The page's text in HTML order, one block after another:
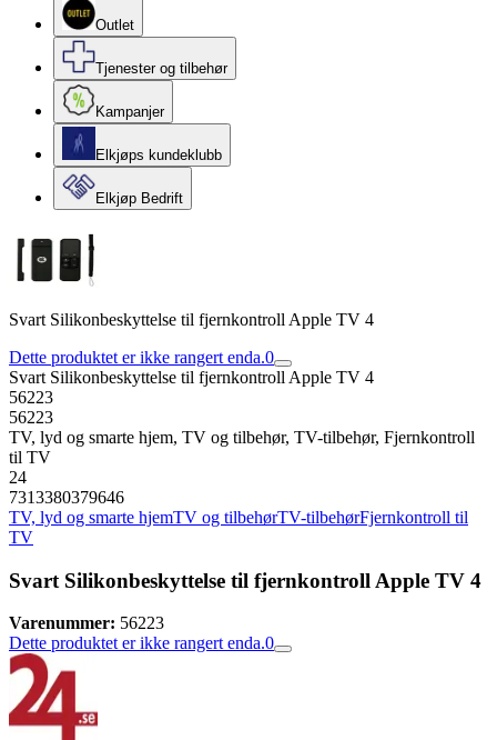
Outlet
Tjenester og tilbehør
Kampanjer
Elkjøps kundeklubb
Elkjøp Bedrift
Svart Silikonbeskyttelse til fjernkontroll Apple TV 4
Dette produktet er ikke rangert enda.0
Svart Silikonbeskyttelse til fjernkontroll Apple TV 4
56223
56223
TV, lyd og smarte hjem, TV og tilbehør, TV-tilbehør, Fjernkontroll
til TV
24
7313380379646
TV, lyd og smarte hjemTV og tilbehørTV-tilbehørFjernkontroll til
TV
Svart Silikonbeskyttelse til fjernkontroll Apple TV 4
Varenummer: 56223
Dette produktet er ikke rangert enda.0